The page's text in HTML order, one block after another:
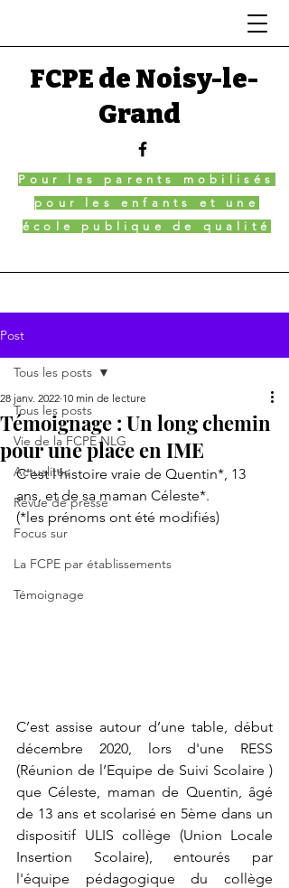
FCPE de Noisy-le-
Grand
Pour les parents mobilisés
pour les enfants et une
école publique de qualité
Post
Tous les posts
Vie de la FCPE NLG
Actualités
Revue de presse
Focus sur
La FCPE par établissements
Témoignage
Tous les posts
Témoignage : Un long chemin
pour une place en IME
28 janv. 2022 10 min de lecture
C'est l'histoire vraie de Quentin*, 13
ans, et de sa maman Céleste*.
(*les prénoms ont été modifiés)
C’est assise autour d’une table, début
décembre 2020, lors d'une RESS
(Réunion de l’Equipe de Suivi Scolaire )
que Céleste, maman de Quentin, âgé
de 13 ans et scolarisé en 5ème dans un
dispositif ULIS collège (Union Locale
Insertion Scolaire), entourés par
l'équipe pédagogique du collège